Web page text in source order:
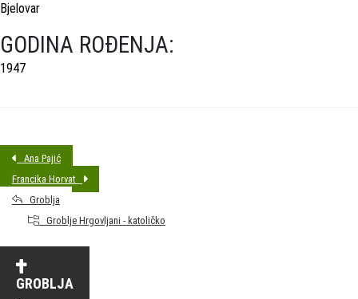
Bjelovar
GODINA ROĐENJA:
1947
Ana Pajić
Francika Horvat
Groblja
Groblje Hrgovljani - katoličko
GROBLJA